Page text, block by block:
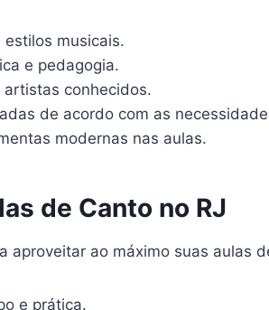
musicais.
e pedagogia.
conhecidos.
de acordo com as
modernas nas aulas.
de Canto no RJ
aproveitar ao máximo suas aulas
e prática.